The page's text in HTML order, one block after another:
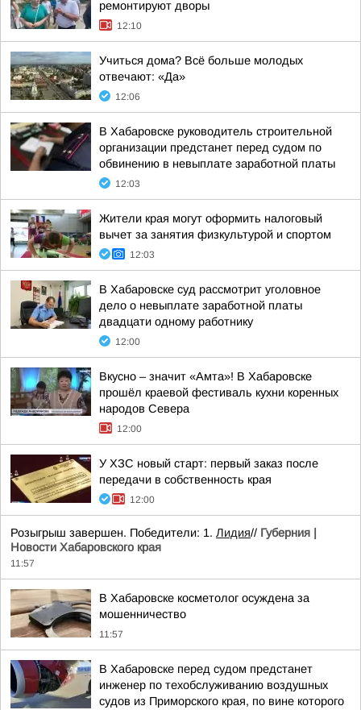
ремонтируют дворы
12:10
Учиться дома? Всё больше молодых
отвечают: «Да»
12:06
В Хабаровске руководитель строительной
организации предстанет перед судом по
обвинению в невыплате заработной платы
12:03
Жители края могут оформить налоговый
вычет за занятия физкультурой и спортом
12:03
В Хабаровске суд рассмотрит уголовное
дело о невыплате заработной платы
двадцати одному работнику
12:00
Вкусно – значит «Амта»! В Хабаровске
прошёл краевой фестиваль кухни коренных
народов Севера
12:00
У ХЗС новый старт: первый заказ после
передачи в собственность края
12:00
Розыгрыш завершен. Победители: 1. Лидия// Губерния |
Новости Хабаровского края
11:57
В Хабаровске косметолог осуждена за
мошенничество
11:57
В Хабаровске перед судом предстанет
инженер по техобслуживанию воздушных
судов из Приморского края, по вине которого